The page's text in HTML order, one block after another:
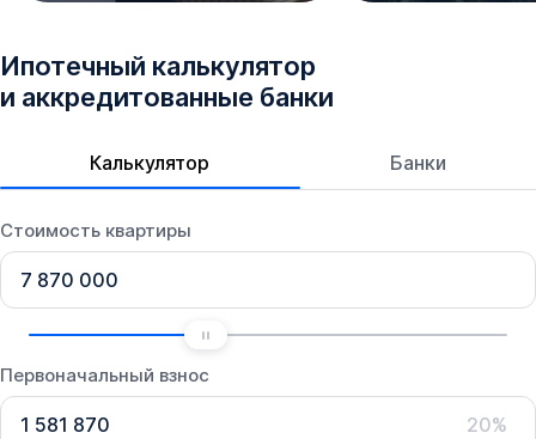
Ипотечный калькулятор
и аккредитованные банки
Калькулятор Банки
Стоимость квартиры
Первоначальный взнос
20%